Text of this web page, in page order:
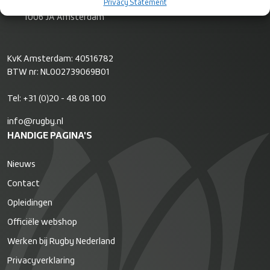
Privacy Statement
1006 JA Amsterdam
KvK Amsterdam: 40516782
BTW nr: NL002739069B01
Tel: +31 (0)20 - 48 08 100
info@rugby.nl
HANDIGE PAGINA'S
Nieuws
Contact
Opleidingen
Officiële webshop
Werken bij Rugby Nederland
Privacyverklaring